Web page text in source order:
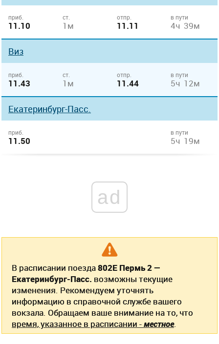
приб.
11.10
ст.
1м
отпр.
11.11
в пути
4ч 39м
Виз
приб.
11.43
ст.
1м
отпр.
11.44
в пути
5ч 12м
Екатеринбург-Пасс.
приб.
11.50
в пути
5ч 19м
ad
В расписании поезда802Е Пермь 2 —
Екатеринбург-Пасс. возможны текущие
изменения. Рекомендуем уточнять
информацию в справочной службе вашего
вокзала. Обращаем ваше внимание на то, что
время, указанное в расписании -местное.